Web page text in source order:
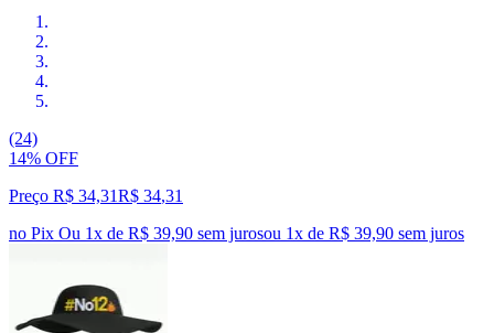
(24)
14% OFF
Preço R$ 34,31R$ 34,31
no Pix Ou 1x de R$ 39,90 sem jurosou 1x de R$ 39,90 sem juros